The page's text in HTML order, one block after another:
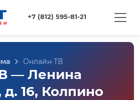
+7 (812) 595-81-21
Онлайн ТВ
— Ленина
д. 16, Колпино